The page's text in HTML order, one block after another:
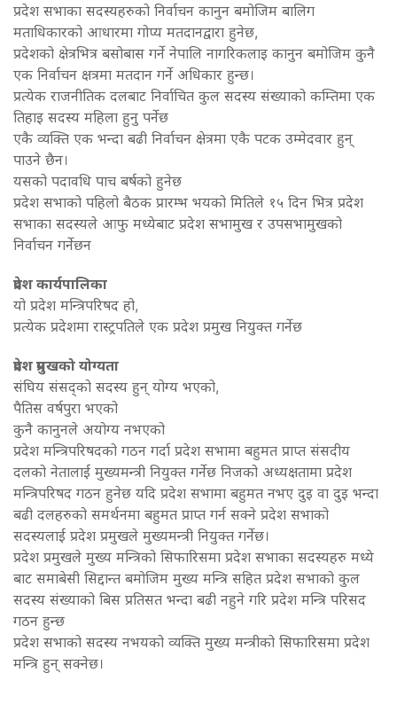
प्रदेश सभाका सदस्यहरुको निर्वाचन कानुन बमोजिम बालिग
मताधिकारको आधारमा गोप्य मतदानद्वारा हुनेछ,
प्रदेशको क्षेत्रभित्र बसोबास गर्ने नेपालि नागरिकलाइ कानुन बमोजिम कुनै
एक निर्वाचन क्षत्रमा मतदान गर्ने अधिकार हुन्छ।
प्रत्येक राजनीतिक दलबाट निर्वाचित कुल सदस्य संख्याको कम्तिमा एक
तिहाइ सदस्य महिला हुनु पर्नेछ
एकै व्यक्ति एक भन्दा बढी निर्वाचन क्षेत्रमा एकै पटक उम्मेदवार हुन्
पाउने छैन।
यसको पदावधि पाच बर्षको हुनेछ
प्रदेश सभाको पहिलो बैठक प्रारम्भ भयको मितिले १५ दिन भित्र प्रदेश
सभाका सदस्यले आफु मध्येबाट प्रदेश सभामुख र उपसभामुखको
निर्वाचन गर्नेछन
प्रदेश कार्यपालिका
यो प्रदेश मन्त्रिपरिषद हो,
प्रत्येक प्रदेशमा रास्ट्रपतिले एक प्रदेश प्रमुख नियुक्त गर्नेछ
प्रदेश प्रमुखको योग्यता
संघिय संसद्को सदस्य हुन् योग्य भएको,
पैतिस वर्षपुरा भएको
कुनै कानुनले अयोग्य नभएको
प्रदेश मन्त्रिपरिषदको गठन गर्दा प्रदेश सभामा बहुमत प्राप्त संसदीय
दलको नेतालाई मुख्यमन्त्री नियुक्त गर्नेछ निजको अध्यक्षतामा प्रदेश
मन्त्रिपरिषद गठन हुनेछ यदि प्रदेश सभामा बहुमत नभए दुइ वा दुइ भन्दा
बढी दलहरुको समर्थनमा बहुमत प्राप्त गर्न सक्ने प्रदेश सभाको
सदस्यलाई प्रदेश प्रमुखले मुख्यमन्त्री नियुक्त गर्नेछ।
प्रदेश प्रमुखले मुख्य मन्त्रिको सिफारिसमा प्रदेश सभाका सदस्यहरु मध्ये
बाट समाबेसी सिद्दान्त बमोजिम मुख्य मन्त्रि सहित प्रदेश सभाको कुल
सदस्य संख्याको बिस प्रतिसत भन्दा बढी नहुने गरि प्रदेश मन्त्रि परिसद
गठन हुन्छ
प्रदेश सभाको सदस्य नभयको व्यक्ति मुख्य मन्त्रीको सिफारिसमा प्रदेश
मन्त्रि हुन् सक्नेछ।